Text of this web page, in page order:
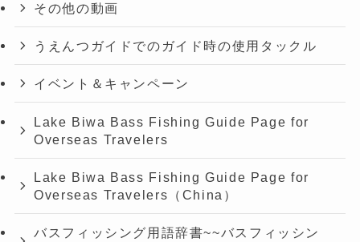
その他の動画
うえんつガイドでのガイド時の使用タックル
イベント＆キャンペーン
Lake Biwa Bass Fishing Guide Page for
Overseas Travelers
Lake Biwa Bass Fishing Guide Page for
Overseas Travelers（China）
バスフィッシング用語辞書~~バスフィッシン